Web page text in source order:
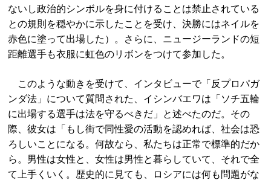
ないし政治的シンボルを身に付けることは禁止されている
との規則を穏やかに示したことを受け、決勝にはネイルを
赤色に塗って出場した）。さらに、ニュージーランドの短
距離選手も衣服に虹色のリボンをつけて参加した。
このような動きを受けて、インタビューで「反プロパガ
ンダ法」について質問された、イシンバエワは「ソチ五輪
に出場する選手は法を守るべきだ」と述べたのだ。その
際、彼女は「もし街で同性愛の活動を認めれば、社会は恐
ろしいことになる。何故なら、私たちは正常で標準的だか
ら。男性は女性と、女性は男性と暮らしていて、それで全
て上手くいく。歴史的に見ても、ロシアには何も問題がな